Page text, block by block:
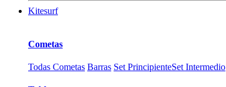
Kitesurf
Cometas
Todas Cometas Barras Set PrincipienteSet Intermedio